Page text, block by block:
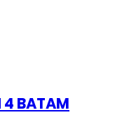
4 BATAM